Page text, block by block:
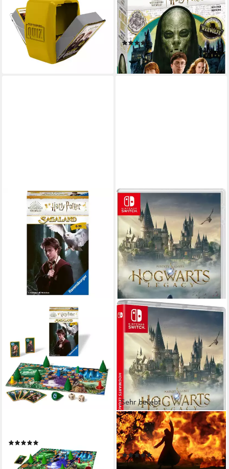
Potter Hogwarts, Wissenspiel
ab 18,45 €
lieferbar - in 2-3 Werktagen bei dir
gegen die dunklen Mächte,
Gemeinschaftsspiel, Made in
Europe
(1)
ab 15,90 €
leider ausverkauft
ab 12,13 €
lieferbar - in 3-4 Werktagen bei dir
Sehr beliebt
WARNER GAMES
Hogwarts Legacy Nintendo
Switch
(68)
ab 33,39 € UVP59,99 €